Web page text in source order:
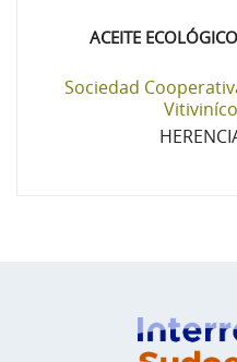
ACEITE
Sociedad